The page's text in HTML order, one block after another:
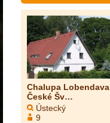
Chalupa Lobendava
České Šv…
Ústecký
9